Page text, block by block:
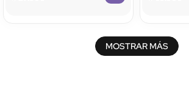
MOSTRAR MÁS